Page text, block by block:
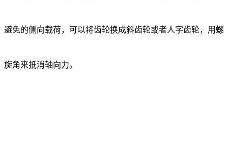
避免的侧向载荷，可以将齿轮换成斜齿轮或者人字齿轮，用螺
旋角来抵消轴向力。